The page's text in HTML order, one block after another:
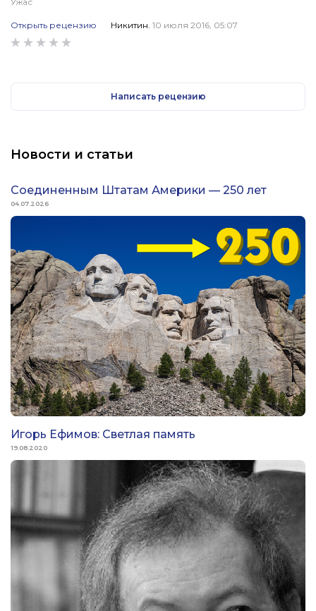
КОММЕНТАРИЙ (РЕЗЮМЕ / ВЫВОД)
Как такая книга могла появиться в ЖЗЛ? Читать это просто
Никитин. 10 июля 2016, 05:07
Открыть рецензию
Написать рецензию
Новости и статьи
Соединенным Штатам Америки — 250 лет
04.07.2026
Игорь Ефимов: Светлая память
19.08.2020